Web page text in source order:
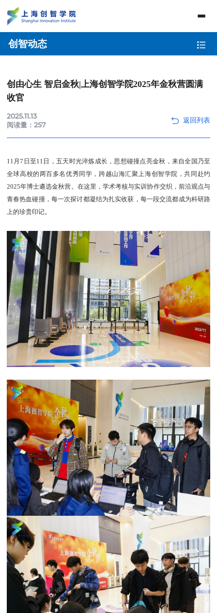
创智动态
创由心生 智启金秋|上海创智学院2025年金秋营圆满
收官
2025.11.13
阅读量： 257
11月7日至11日，五天时光淬炼成长，思想碰撞点亮金秋，来自全国乃至
全球高校的两百多名优秀同学，跨越山海汇聚上海创智学院，共同赴约
2025年博士遴选金秋营。在这里，学术考核与实训协作交织，前沿观点与
青春热血碰撞，每一次探讨都凝结为扎实收获，每一段交流都成为科研路
上的珍贵印记。